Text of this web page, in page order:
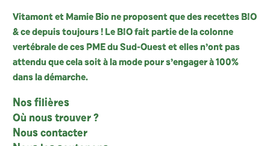
Vitamont et Mamie Bio ne proposent que des recettes BIO
& ce depuis toujours ! Le BIO fait partie de la colonne
vertébrale de ces PME du Sud-Ouest et elles n’ont pas
attendu que cela soit à la mode pour s’engager à 100%
dans la démarche.
Nos filières
Où nous trouver ?
Nous contacter